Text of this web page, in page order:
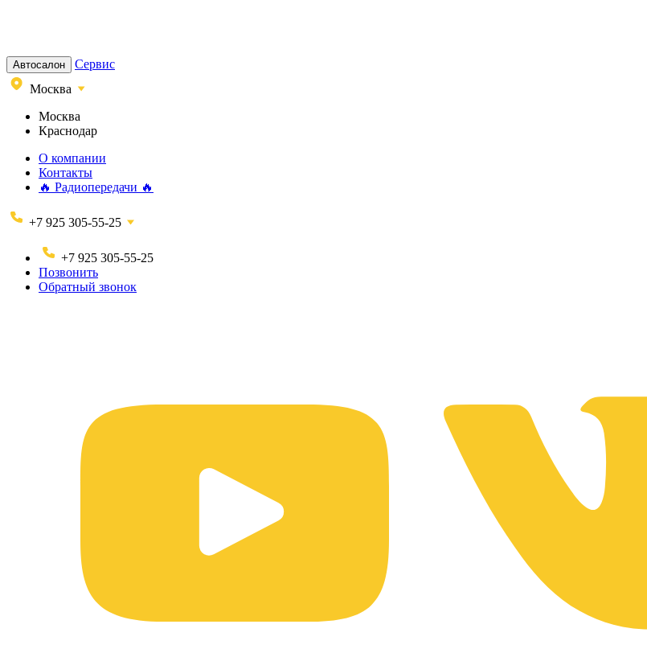
Автосалон
Сервис
Москва
Москва
Краснодар
О компании
Контакты
🔥 Радиопередачи 🔥
+7 925 305-55-25
+7 925 305-55-25
Позвонить
Обратный звонок